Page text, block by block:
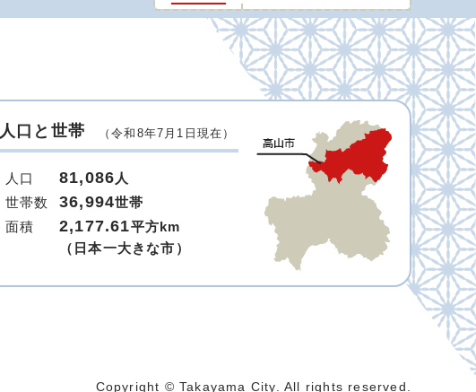
人口と世帯 （令和8年7月1日現在）
人口 81,086 人
世帯数
36,994世帯
面積
2,177.61平方km
（日本一大きな市）
Copyright © Takayama City. All rights reserved.